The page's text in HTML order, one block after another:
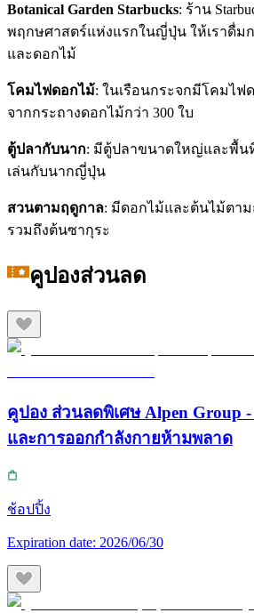
Botanical Garden Starbucks: ร้าน
พฤกษศาสตร์แห่งแรกในญี่ปุ่น ให้เราดื่ม
และดอกไม้
โคมไฟดอกไม้: ในเรือนกระจกมีโคมไ
จากกระถางดอกไม้กว่า 300 ใบ
ตู้ปลากับนาก: มีตู้ปลาขนาดใหญ่และพื้น
เล่นกับนากญี่ปุ่น
สวนตามฤดูกาล: มีดอกไม้และต้นไม้ตาม
รวมถึงต้นซากุระ
คูปองส่วนลด
คูปอง ส่วนลดพิเศษ Alpen Group
และการออกกำลังกายห้ามพลาด
ช้อปปิ้ง
Expiration date: 2026/06/30